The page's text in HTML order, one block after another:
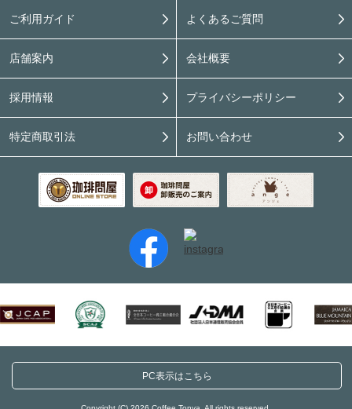
ご利用ガイド よくあるご質問
店舗案内 会社概要
採用情報 プライバシーポリシー
特定商取引法 お問い合わせ
PC表示はこちら